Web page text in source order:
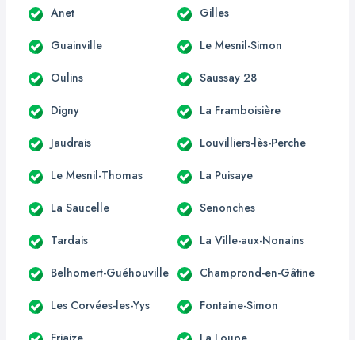
Anet Gilles
Guainville Le Mesnil-Simon
Oulins Saussay 28
Digny La Framboisière
Jaudrais Louvilliers-lès-Perche
Le Mesnil-Thomas La Puisaye
La Saucelle Senonches
Tardais La Ville-aux-Nonains
Belhomert-Guéhouville Champrond-en-Gâtine
Les Corvées-les-Yys Fontaine-Simon